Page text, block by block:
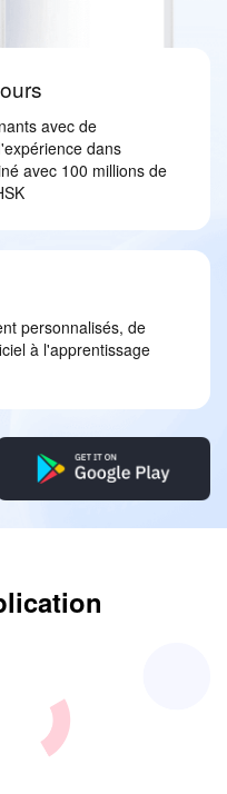
avec de
dans
avec 100 millions de
personnalisés, de
à l'apprentissage